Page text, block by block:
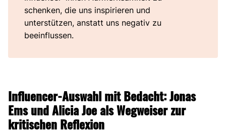
schenken, die uns inspirieren und
unterstützen, anstatt uns negativ zu
beeinflussen.
Influencer-Auswahl mit Bedacht: Jonas
Ems und Alicia Joe als Wegweiser zur
kritischen Reflexion